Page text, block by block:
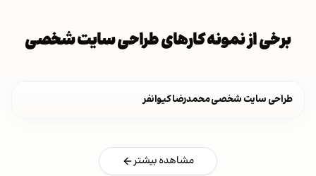
برخی از نمونه کارهای طراحی سایت شخصی
طراحی سایت شخصی محمدرضا کیوانفر
مشاهده بیشتر